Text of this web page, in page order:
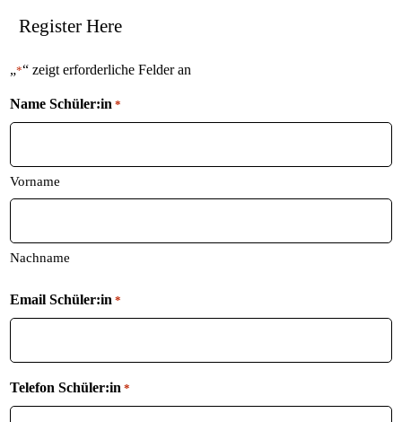
Register Here
„*“ zeigt erforderliche Felder an
Name Schüler:in *
Vorname
Nachname
Email Schüler:in *
Telefon Schüler:in *